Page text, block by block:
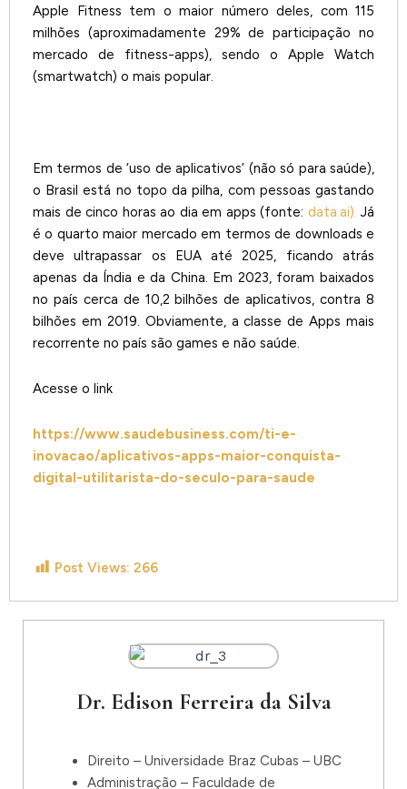
Apple Fitness tem o maior número deles, com 115
milhões (aproximadamente 29% de participação no
mercado de fitness-apps), sendo o Apple Watch
(smartwatch) o mais popular.
Em termos de ‘uso de aplicativos’ (não só para saúde),
o Brasil está no topo da pilha, com pessoas gastando
mais de cinco horas ao dia em apps (fonte: data.ai). Já
é o quarto maior mercado em termos de downloads e
deve ultrapassar os EUA até 2025, ficando atrás
apenas da Índia e da China. Em 2023, foram baixados
no país cerca de 10,2 bilhões de aplicativos, contra 8
bilhões em 2019. Obviamente, a classe de Apps mais
recorrente no país são games e não saúde.
Acesse o link
https://www.saudebusiness.com/ti-e-
inovacao/aplicativos-apps-maior-conquista-
digital-utilitarista-do-seculo-para-saude
Post Views: 266
Dr. Edison Ferreira da Silva
Direito – Universidade Braz Cubas – UBC
Administração – Faculdade de